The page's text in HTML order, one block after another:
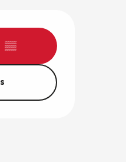
y
▒▒